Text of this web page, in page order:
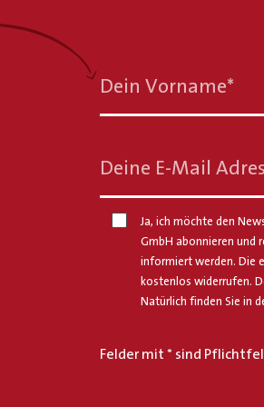
Dein Vorname*
Deine E-Mail
Ja, ich möchte den
GmbH abonnieren und
informiert werden. Die
kostenlos widerrufen.
Natürlich finden Sie in
Felder mit * sind